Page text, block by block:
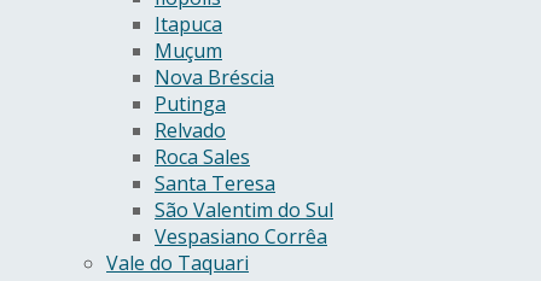
Itapuca
Muçum
Nova Bréscia
Putinga
Relvado
Roca Sales
Santa Teresa
São Valentim do Sul
Vespasiano Corrêa
Vale do Taquari